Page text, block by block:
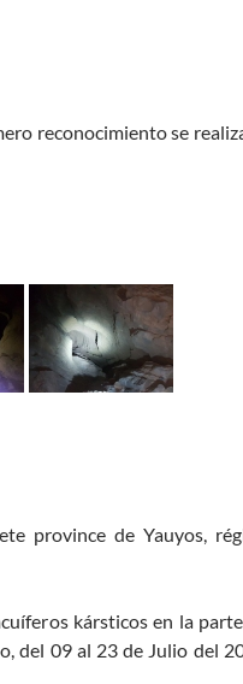
reconocimiento se
province de Yauyos,
kársticos en la
del 09 al 23 de Julio del